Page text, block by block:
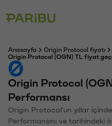
Anasayfa
Origin Protocol fiyatı
Origin Protocol (OGN) TL fiyat
Origin Protocol
Performansı
Origin Protocol'un yıllar
Performansını ve tarihindeki